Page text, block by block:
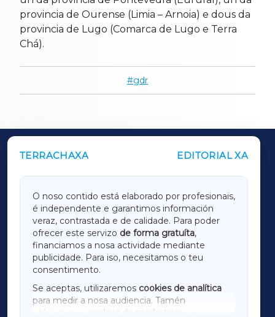
provincia de Ourense (Limia – Arnoia) e dous da
provincia de Lugo (Comarca de Lugo e Terra
Chá).
gdr
TERRACHAXA EDITORIAL XA
O noso contido está elaborado por profesionais,
é independente e garantimos información
veraz, contrastada e de calidade. Para poder
ofrecer este servizo de forma gratuíta,
financiamos a nosa actividade mediante
publicidade. Para iso, necesitamos o teu
consentimento.
Se aceptas, utilizaremos cookies de analítica
para medir a nosa audiencia. Tamén
utilizaremos
cookies de marketing
OUTROS PERIÓDICOS
LUGOXA
TERRACHAXA
AMARIÑAXA